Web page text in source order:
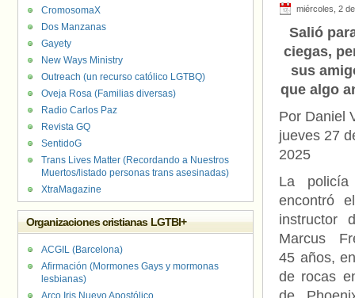
miércoles, 2
Salió
ciegas,
sus
que algo
Por Daniel
jueves 27
2025
La
encontró
instructor
Marcus
45 años,
de rocas
CromosomaX
Dos Manzanas
Gayety
New Ways Ministry
Outreach (un recurso católico LGTBQ)
Oveja Rosa (Familias diversas)
Radio Carlos Paz
Revista GQ
SentidoG
Trans Lives Matter (Recordando a Nuestros
Muertos/listado personas trans asesinadas)
XtraMagazine
Organizaciones cristianas LGTBI+
ACGIL (Barcelona)
Afirmación (Mormones Gays y mormonas
lesbianas)
Arco Iris Nuevo Apostólico